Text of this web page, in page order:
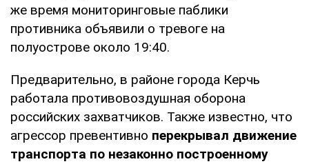
же время мониторинговые паблики
противника объявили о тревоге на
полуострове около 19:40.
Предварительно, в районе города Керчь
работала противовоздушная оборона
российских захватчиков. Также известно, что
агрессор превентивно перекрывал движение
транспорта по незаконно построенному